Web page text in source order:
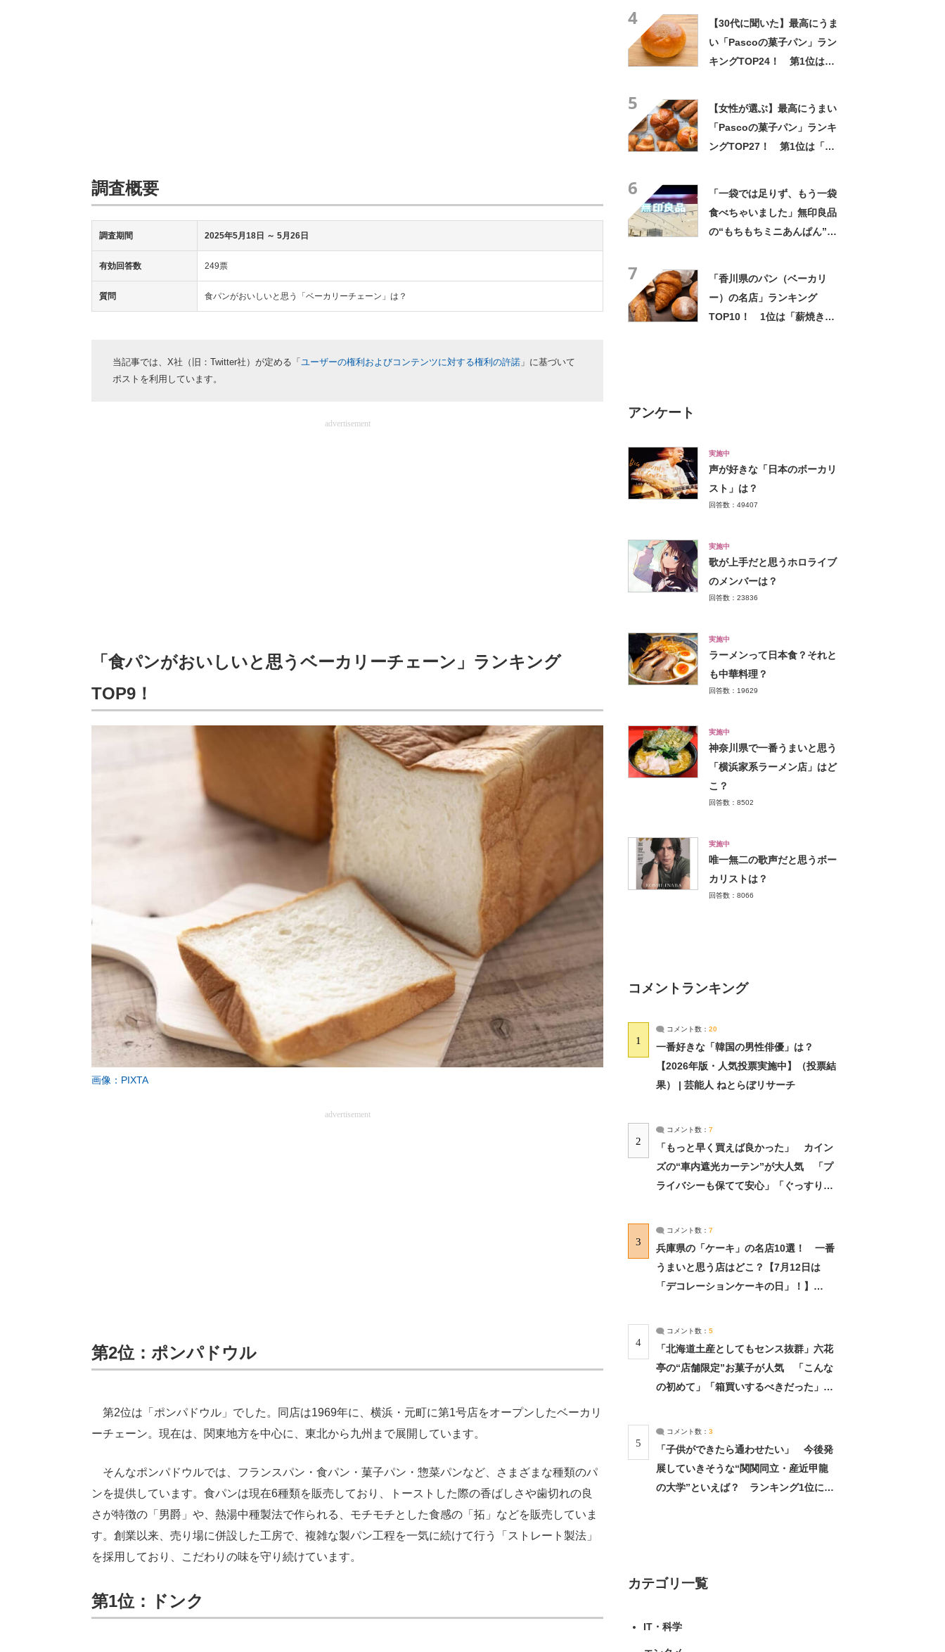
調査概要
調査期間 2025年5月18日 ～ 5月26日
有効回答数 249票
質問 食パンがおいしいと思う「ベーカリーチェーン」は？
当記事では、X社（旧：Twitter社）が定める「 ユーザーの権利およびコンテンツに対する権利の許諾 」に基づいて
ポストを利用しています。
advertisement
「食パンがおいしいと思うベーカリーチェーン」ランキング
TOP9！
画像：PIXTA
advertisement
第2位：ポンパドウル
第2位は「ポンパドウル」でした。同店は1969年に、横浜・元町に第1号店をオープンしたベーカリ
ーチェーン。現在は、関東地方を中心に、東北から九州まで展開しています。
そんなポンパドウルでは、フランスパン・食パン・菓子パン・惣菜パンなど、さまざまな種類のパ
ンを提供しています。食パンは現在6種類を販売しており、トーストした際の香ばしさや歯切れの良
さが特徴の「男爵」や、熱湯中種製法で作られる、モチモチとした食感の「拓」などを販売していま
す。創業以来、売り場に併設した工房で、複雑な製パン工程を一気に続けて行う「ストレート製法」
を採用しており、こだわりの味を守り続けています。
第1位：ドンク
4
【30代に聞いた】最高にうま
い「Pascoの菓子パン」ラン
キングTOP24！ 第1位は
5
【女性が選ぶ】最高にうまい
「Pascoの菓子パン」ランキ
ングTOP27！ 第1位は「た
6
「一袋では足りず、もう一袋
食べちゃいました」無印良品
の“もちもちミニあんぱん”が
7
「香川県のパン（ベーカリ
ー）の名店」ランキング
TOP10！ 1位は「薪焼きパ
アンケート
実施中
声が好きな「日本のボーカリ
スト」は？
回答数：49407
実施中
歌が上手だと思うホロライブ
のメンバーは？
回答数：23836
実施中
ラーメンって日本食？それと
も中華料理？
回答数：19629
実施中
神奈川県で一番うまいと思う
「横浜家系ラーメン店」はど
こ？
回答数：8502
実施中
唯一無二の歌声だと思うボー
カリストは？
回答数：8066
コメントランキング
1
コメント数： 20
一番好きな「韓国の男性俳優」は？
【2026年版・人気投票実施中】（投票結
果） | 芸能人 ねとらぼリサーチ
2
コメント数： 7
「もっと早く買えば良かった」 カイン
ズの“車内遮光カーテン”が大人気 「プ
ライバシーも保てて安心」「ぐっすり眠
3
コメント数： 7
兵庫県の「ケーキ」の名店10選！ 一番
うまいと思う店はどこ？【7月12日は
「デコレーションケーキの日」！】
4
コメント数： 5
「北海道土産としてもセンス抜群」六花
亭の“店舗限定”お菓子が人気 「こんな
の初めて」「箱買いするべきだった」
5
コメント数： 3
「子供ができたら通わせたい」 今後発
展していきそうな“関関同立・産近甲龍
の大学”といえば？ ランキング1位に学
カテゴリ一覧
IT・科学